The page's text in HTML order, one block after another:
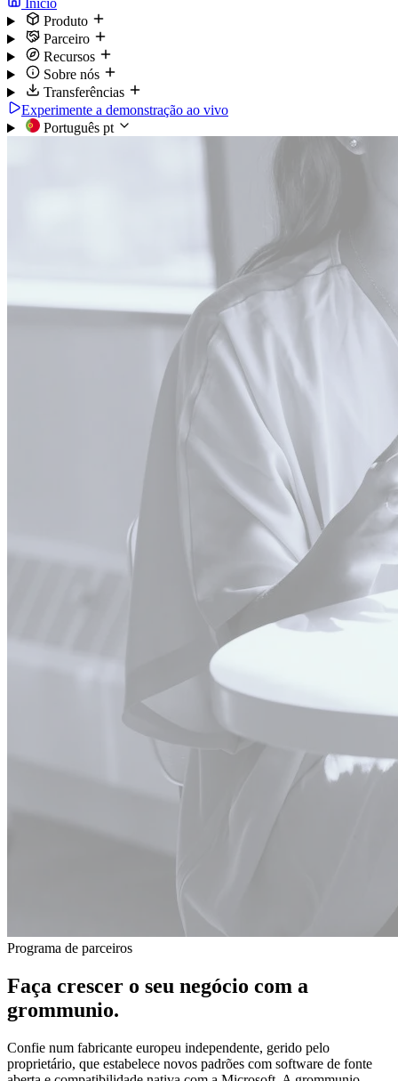
Início
Produto
Parceiro
Recursos
Sobre nós
Transferências
Experimente a demonstração ao vivo
Português pt
Programa de parceiros
Faça crescer o seu negócio com a
grommunio.
Confie num fabricante europeu independente, gerido pelo
proprietário, que estabelece novos padrões com software de fonte